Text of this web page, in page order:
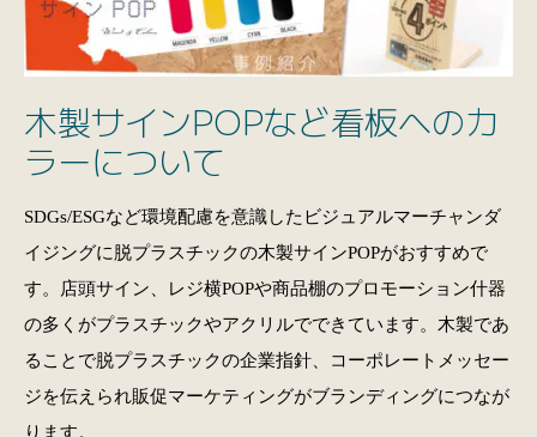
木製サインPOPなど看板へのカ
ラーについて
SDGs/ESGなど環境配慮を意識したビジュアルマーチャンダ
イジングに脱プラスチックの木製サインPOPがおすすめで
す。店頭サイン、レジ横POPや商品棚のプロモーション什器
の多くがプラスチックやアクリルでできています。木製であ
ることで脱プラスチックの企業指針、コーポレートメッセー
ジを伝えられ販促マーケティングがブランディングにつなが
ります。